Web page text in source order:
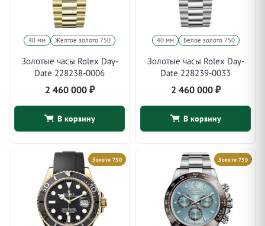
40 мм Желтое золото 750
Золотые часы Rolex Day-
Date 228238-0006
2 460 000 ₽
В корзину
40 мм Белое золото 750
Золотые часы Rolex Day-
Date 228239-0033
2 460 000 ₽
В корзину
Золото 750 Золото 750